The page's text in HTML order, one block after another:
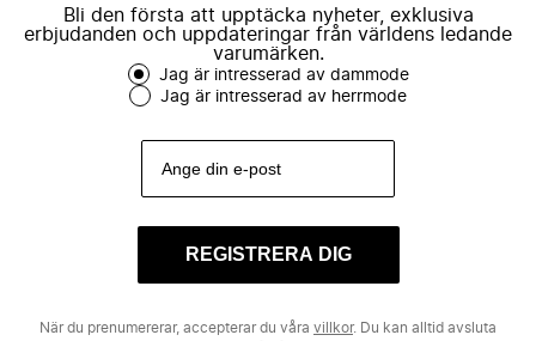
Bli den första att upptäcka nyheter, exklusiva
erbjudanden och uppdateringar från världens ledande
varumärken.
Jag är intresserad av dammode
Jag är intresserad av herrmode
REGISTRERA DIG
När du prenumererar, accepterar du våra villkor. Du kan alltid avsluta